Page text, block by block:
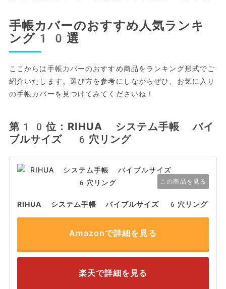
手帳カバーのおすすめ人気ランキ
ング10選
ここからは手帳カバーのおすすめ商品をランキング形式でご
紹介いたします。選び方を参考にしながらぜひ、お気に入り
の手帳カバーを見つけてみてくださいね！
第10位：RIHUA システム手帳 バイ
ブルサイズ 6穴リング
この商品を見る
RIHUA システム手帳 バイブルサイズ 6穴リング
Amazonで詳細を見る
楽天で詳細を見る